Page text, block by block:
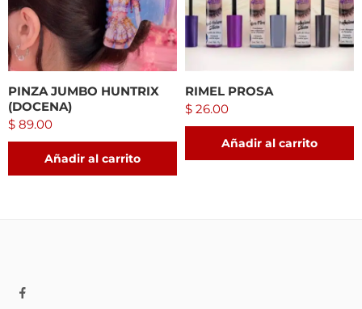
PINZA JUMBO HUNTRIX
(DOCENA)
$ 89.00
Añadir al carrito
RIMEL PROSA
$ 26.00
Añadir al carrito